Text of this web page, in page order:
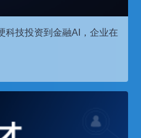
科技投资到金融AI，企业在